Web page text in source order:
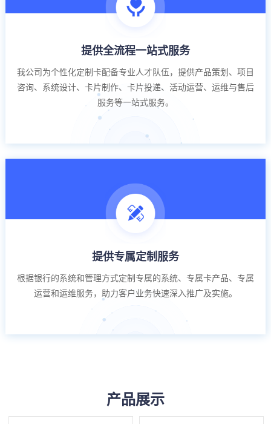
提供全流程一站式服务
我公司为个性化定制卡配备专业人才队伍，提供产品策划、项目
咨询、系统设计、卡片制作、卡片投递、活动运营、运维与售后
服务等一站式服务。
提供专属定制服务
根据银行的系统和管理方式定制专属的系统、专属卡产品、专属
运营和运维服务，助力客户业务快速深入推广及实施。
产品展示